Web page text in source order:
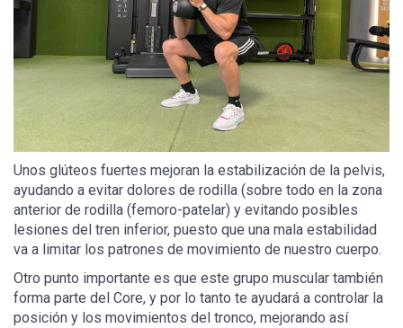
Unos glúteos fuertes mejoran la estabilización de la pelvis,
ayudando a evitar dolores de rodilla (sobre todo en la zona
anterior de rodilla (femoro-patelar) y evitando posibles
lesiones del tren inferior, puesto que una mala estabilidad
va a limitar los patrones de movimiento de nuestro cuerpo.
Otro punto importante es que este grupo muscular también
forma parte del Core, y por lo tanto te ayudará a controlar la
posición y los movimientos del tronco, mejorando así